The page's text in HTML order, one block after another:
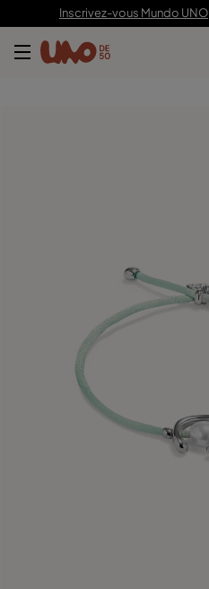
Inscrivez-vous Mundo UNO